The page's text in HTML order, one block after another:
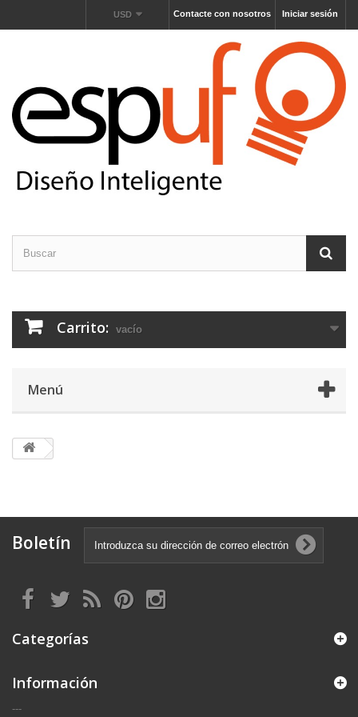
Iniciar sesión
Contacte con nosotros
USD
Carrito: vacío
Menú
Boletín
Categorías
Información
---